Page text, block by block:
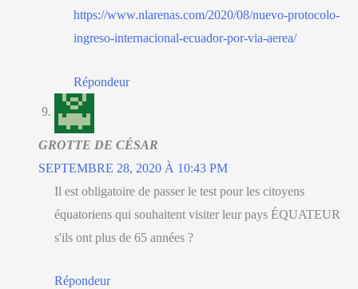
https://www.nlarenas.com/2020/08/nuevo-protocolo-
ingreso-internacional-ecuador-por-via-aerea/
Répondeur
GROTTE DE CÉSAR
SEPTEMBRE 28, 2020 À 10:43 PM
Il est obligatoire de passer le test pour les citoyens
équatoriens qui souhaitent visiter leur pays ÉQUATEUR
s'ils ont plus de 65 années ?
Répondeur